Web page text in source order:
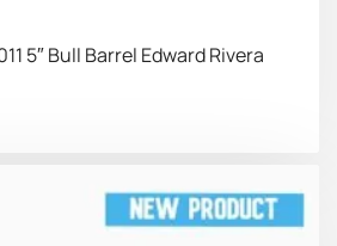
5″ Bull Barrel Edward Rivera